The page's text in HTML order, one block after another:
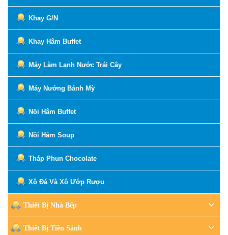
Khay G/N
Khay Hâm Buffet
Máy Làm Lạnh Nước Trái Cây
Máy Nướng Bánh Mỳ
Nồi Hâm Buffet
Nồi Hâm Soup
Tháp Phun Chocolate
Xô Đá Và Xô Ướp Rượu
Thiết Bị Nhà Bếp
Thiết Bị Tiền Sảnh